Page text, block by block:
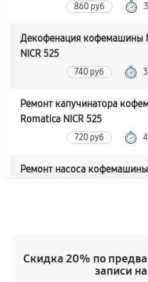
860 руб
Декофенация кофемашины
NICR 525
740 руб
Ремонт капучинатора
Romatica NICR 525
720 руб
Ремонт насоса
620 руб
Скидка 20% по
записи